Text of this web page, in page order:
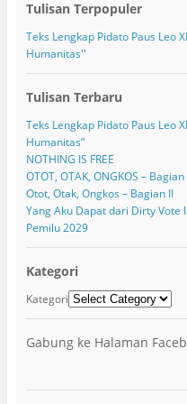
Tulisan Terpopuler
Teks Lengkap Pidato Paus Leo
Humanitas''
Tulisan Terbaru
Teks Lengkap Pidato Paus Leo
Humanitas”
NOTHING IS FREE
OTOT, OTAK, ONGKOS – Bagian
Otot, Otak, Ongkos – Bagian II
Yang Aku Dapat dari Dirty Vote
Pemilu 2029
Kategori
Kategori
Gabung ke Halaman